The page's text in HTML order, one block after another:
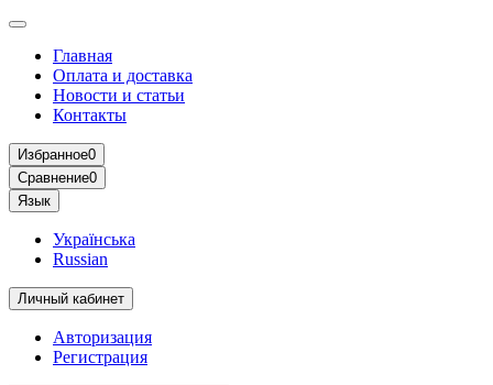
Главная
Оплата и доставка
Новости и статьи
Контакты
Избранное0
Сравнение0
Язык
Українська
Russian
Личный кабинет
Авторизация
Регистрация